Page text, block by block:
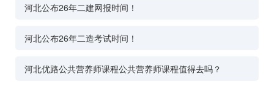
河北公布26年二建网报时间！
河北公布26年二造考试时间！
河北优路公共营养师课程公共营养师课程值得去吗？